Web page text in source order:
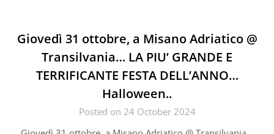
Giovedì 31 ottobre, a Misano Adriatico @
Transilvania… LA PIU’ GRANDE E
TERRIFICANTE FESTA DELL’ANNO…
Halloween..
Posted on 24 October 2024